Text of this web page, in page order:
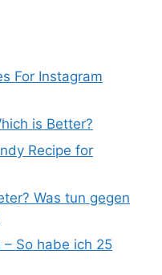
For Instagram
is Better?
Recipe for
Was tun gegen
– So habe ich 25